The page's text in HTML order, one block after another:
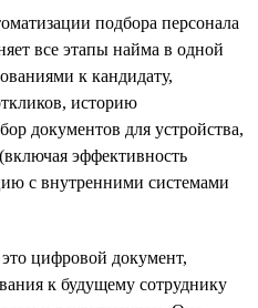
подбора персонала
все этапы найма в одной
к кандидату,
историю
документов для устройства,
эффективность
с внутренними системами
цифровой документ,
к будущему сотруднику